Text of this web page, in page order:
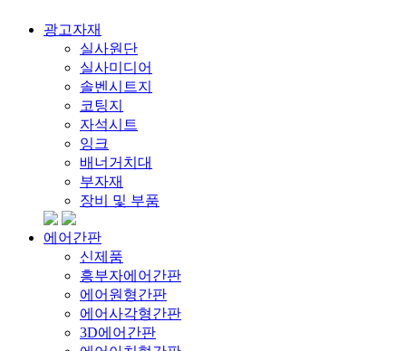
광고자재
실사원단
실사미디어
솔벤시트지
코팅지
자석시트
잉크
배너거치대
부자재
장비 및 부품
에어간판
신제품
흥부자에어간판
에어원형간판
에어사각형간판
3D에어간판